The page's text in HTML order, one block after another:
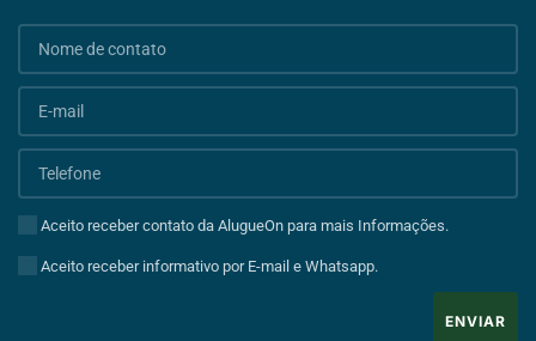
Aceito receber contato da AlugueOn para mais Informações.
Aceito receber informativo por E-mail e Whatsapp.
ENVIAR